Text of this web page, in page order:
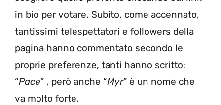
in bio per votare. Subito, come accennato,
tantissimi telespettatori e followers della
pagina hanno commentato secondo le
proprie preferenze, tanti hanno scritto:
“Pace” , però anche “Myr” è un nome che
va molto forte.